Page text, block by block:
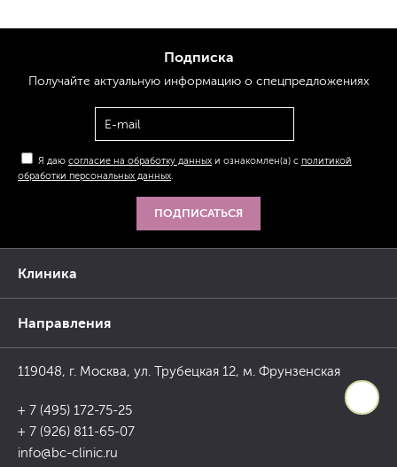
Клиника
Направления
119048, г. Москва, ул. Трубецкая 12, м. Фрунзенская
+ 7 (495) 172-75-25
+ 7 (926) 811-65-07
info@bc-clinic.ru
Подписка
Получайте актуальнуюинформациюо спецпредложениях
Я даю согласие на обработку данных и ознакомлен(а) с политикой
обработки персональных данных
ПОДПИСАТЬСЯ